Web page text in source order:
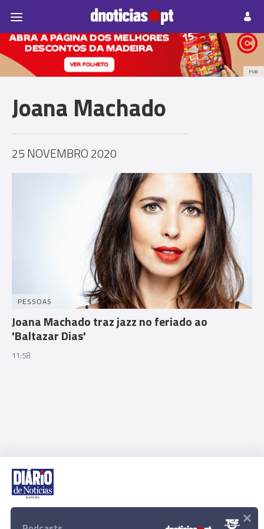
Prazeres Paisagens
PUB
Joana Machado
25 NOVEMBRO 2020
PESSOAS
Joana Machado traz jazz no feriado ao
'Baltazar Dias'
11:58
Rua Dr. Fernão de Ornelas, 56 - 3º
×